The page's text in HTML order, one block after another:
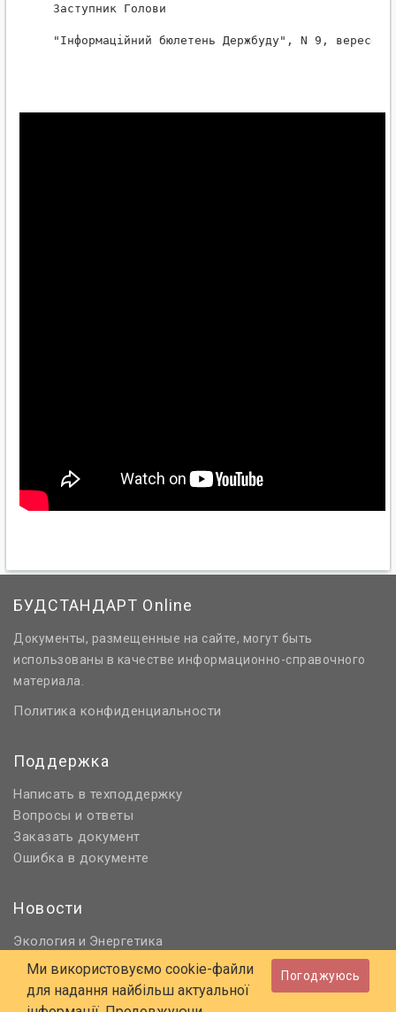
Заступник Голови
"Інформаційний бюлетень Держбуду", N 9,
БУДСТАНДАРТ Online
Документы, размещенные на сайте, могут быть
использованы в качестве информационно-справочного
материала.
Политика конфиденциальности
Поддержка
Написать в техподдержку
Вопросы и ответы
Заказать документ
Ошибка в документе
Новости
Экология и Энергетика
Нормативное регулирование
Строительство и проектирование
Охрана труда и ПБ
Ми використовуємо cookie-файли
для надання найбільш актуальної
Погоджуюсь